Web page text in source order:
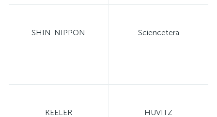
SHIN-NIPPON Sciencetera
KEELER HUVITZ